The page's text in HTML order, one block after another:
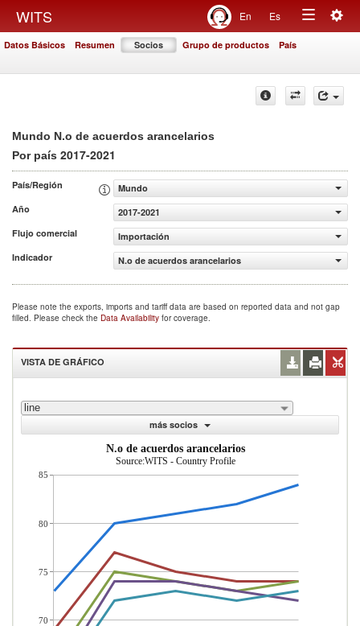
WITS En Es
Toggle
Datos Básicos Resumen Socios Grupo de productos País
Mundo N.o de acuerdos arancelarios
Por país 2017-2021
País/Región
Mundo
Año
2017-2021
Flujo comercial
Importación
Indicador
N.o de acuerdos arancelarios
Please note the exports, imports and tariff data are based on reported data and not gap
filled. Please check the Data Availability for coverage.
VISTA DE GRÁFICO
line
más socios
N.o de acuerdos arancelarios
Source:WITS - Country Profile
85
80
75
70